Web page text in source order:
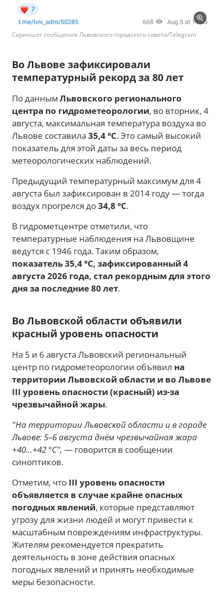
Скриншот сообщения Львовского городского совета/Telegram
Во Львове зафиксировали
температурный рекорд за 80 лет
По данным Львовского регионального
центра по гидрометеорологии, во вторник, 4
августа, максимальная температура воздуха во
Львове составила 35,4 °C. Это самый высокий
показатель для этой даты за весь период
метеорологических наблюдений.
Предыдущий температурный максимум для 4
августа был зафиксирован в 2014 году — тогда
воздух прогрелся до34,8 °C.
В гидрометцентре отметили, что
температурные наблюдения на Львовщине
ведутся с 1946 года. Таким образом,
показатель 35,4 °C, зафиксированный 4
августа 2026 года, стал рекордным для этого
дня за последние 80 лет.
Во Львовской области объявили
красный уровень опасности
На 5 и 6 августа Львовский региональный
центр по гидрометеорологии объявил на
территории Львовской области и во Львове
III уровень опасности (красный) из-за
чрезвычайной жары.
"На территории Львовской области и в городе
Львове: 5–6 августа днём чрезвычайная жара
+40…+42 °C", — говорится в сообщении
синоптиков.
Отметим, что III уровень опасности
объявляется в случае крайне опасных
погодных явлений, которые представляют
угрозу для жизни людей и могут привести к
масштабным повреждениям инфраструктуры.
Жителям рекомендуется прекратить
деятельность в зоне действия опасных
погодных явлений и принять необходимые
меры безопасности.